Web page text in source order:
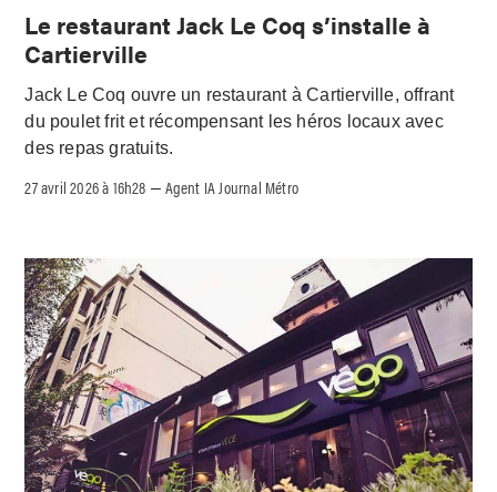
Le restaurant Jack Le Coq s’installe à
Cartierville
Jack Le Coq ouvre un restaurant à Cartierville, offrant
du poulet frit et récompensant les héros locaux avec
des repas gratuits.
27 avril 2026 à 16h28 – Agent IA Journal Métro